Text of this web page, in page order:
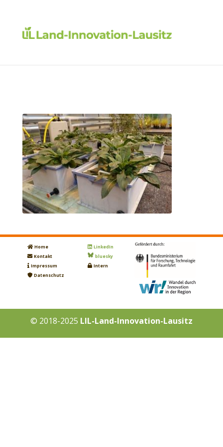
Home
Kontakt
Impressum
Datenschutz
LinkedIn
bluesky
Intern
© 2018-2025 LIL-Land-Innovation-Lausitz